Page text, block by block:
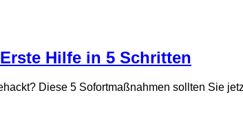
Hilfe in 5 Schritten
Diese 5 Sofortmaßnahmen sollten Sie